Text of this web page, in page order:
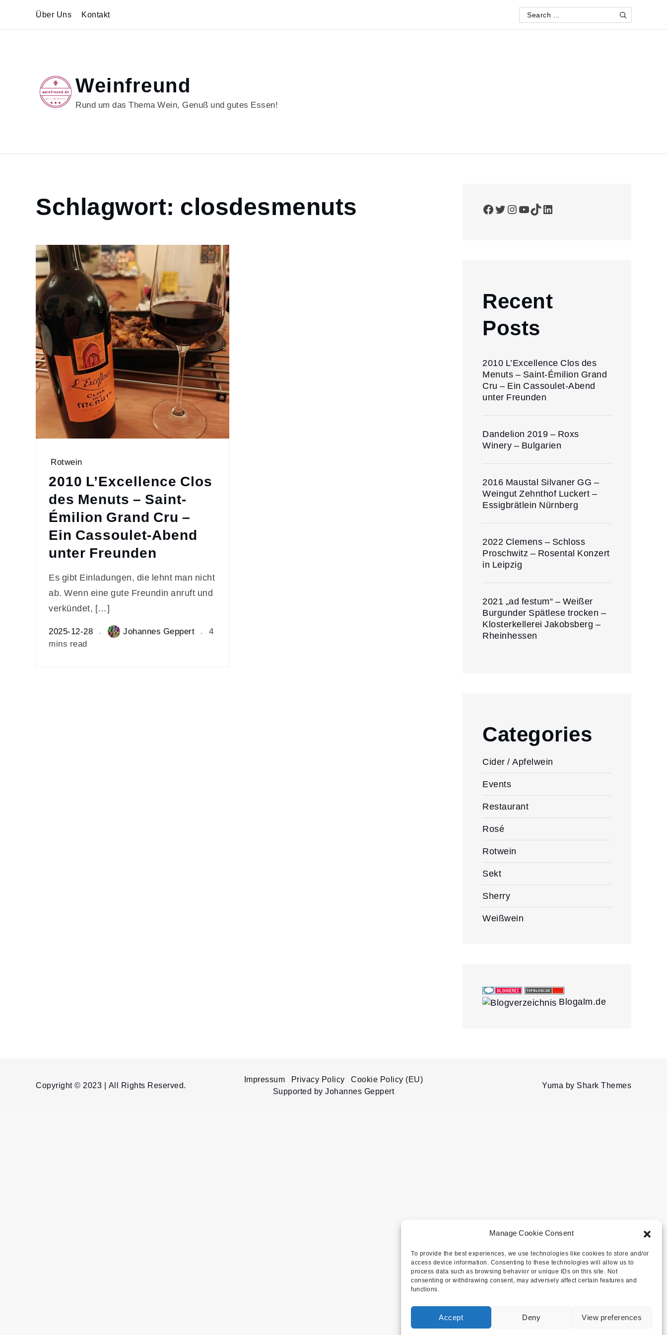
Manage Cookie Consent
To provide the best experiences, we use technologies like cookies to store and/or
access device information. Consenting to these technologies will allow us to
process data such as browsing behavior or unique IDs on this site. Not
consenting or withdrawing consent, may adversely affect certain features and
functions.
Accept Deny View preferences
content
Über Uns Kontakt
Search
for:
Search
Weinfreund
Rund um das Thema Wein, Genuß und gutes Essen!
Home
closdesmenuts
Schlagwort: closdesmenuts
Rotwein
2010 L’Excellence Clos
des Menuts – Saint-
Émilion Grand Cru –
Ein Cassoulet-Abend
unter Freunden
Es gibt Einladungen, die lehnt man nicht
ab. Wenn eine gute Freundin anruft und
verkündet, […]
2025-12-28 Johannes Geppert
4
mins read
Facebook
Twitter
Instagram
YouTube
TikTokLinkedIn
Recent
Posts
2010 L’Excellence Clos des
Menuts – Saint-Émilion Grand
Cru – Ein Cassoulet-Abend
unter Freunden
Dandelion 2019 – Roxs
Winery – Bulgarien
2016 Maustal Silvaner GG –
Weingut Zehnthof Luckert –
Essigbrätlein Nürnberg
2022 Clemens – Schloss
Proschwitz – Rosental Konzert
in Leipzig
2021 „ad festum“ – Weißer
Burgunder Spätlese trocken –
Klosterkellerei Jakobsberg –
Rheinhessen
Categories
Cider / Apfelwein
Events
Restaurant
Rosé
Rotwein
Sekt
Sherry
Weißwein
Blogalm.de
Copyright © 2023 | All Rights Reserved.
Impressum Privacy Policy
Cookie Policy (EU)
Supported by Johannes Geppert
Yuma by Shark Themes